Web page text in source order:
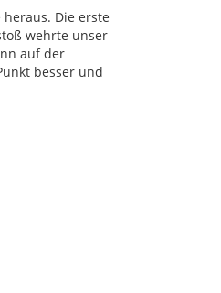
Die erste
wehrte unser
auf der
besser und